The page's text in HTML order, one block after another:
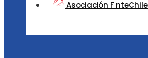
Asociación FinteChile